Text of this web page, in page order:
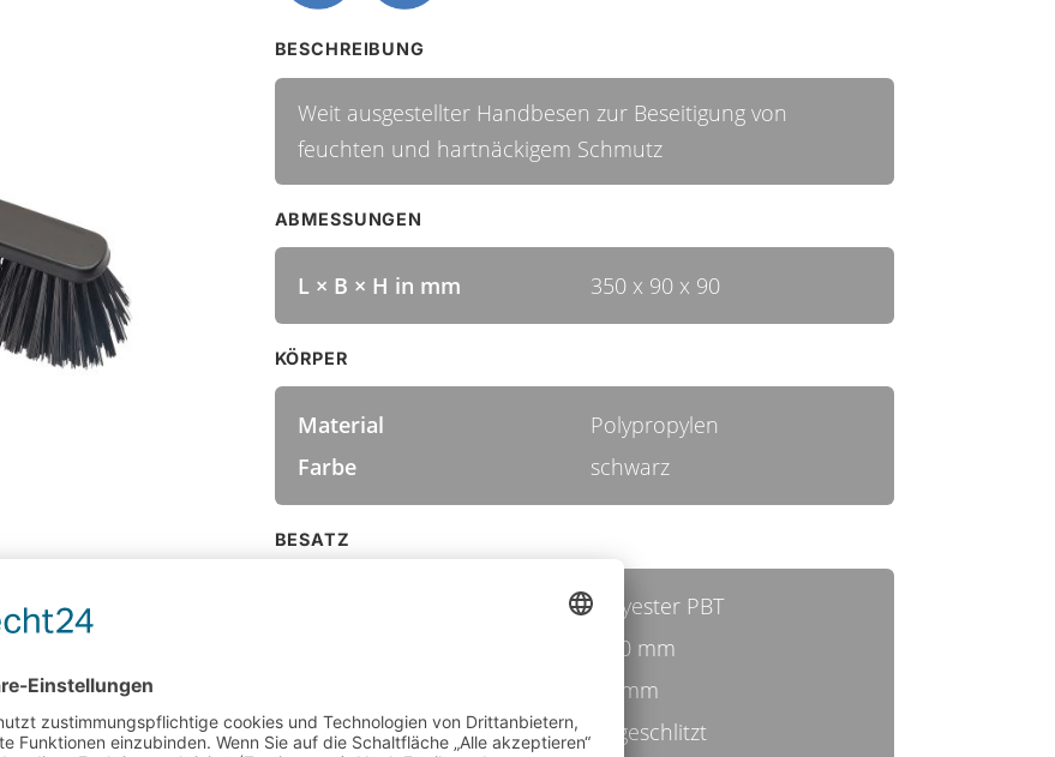
BESCHREIBUNG
Weit ausgestellter Handbesen zur Beseitigung von
feuchten und hartnäckigem Schmutz
ABMESSUNGEN
L × B × H in mm 350 x 90 x 90
KÖRPER
Material
Polypropylen
Farbe
schwarz
BESATZ
Polyester PBT
0,50 mm
45 mm
Faserende
ungeschlitzt